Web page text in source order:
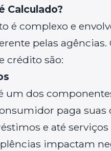
Calculado?
é complexo e
pelas
crédito são:
um dos
paga
e até
impactam